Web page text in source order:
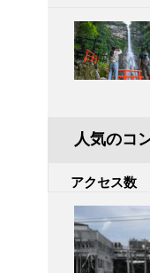
人気のコ
アクセス数